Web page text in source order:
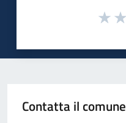
Contatta il comune